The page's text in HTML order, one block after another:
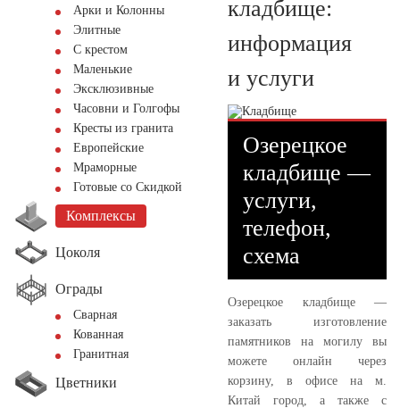
Арки и Колонны
Элитные
С крестом
Маленькие
Эксклюзивные
Часовни и Голгофы
Кресты из гранита
Европейские
Мраморные
Готовые со Скидкой
Комплексы
Цоколя
Ограды
Сварная
Кованная
Гранитная
Цветники
кладбище:
информация
и услуги
Озерецкое
кладбище —
услуги,
телефон,
схема
Озерецкое кладбище —
заказать изготовление
памятников на могилу вы
можете онлайн через
корзину, в офисе на м.
Китай город, а также с